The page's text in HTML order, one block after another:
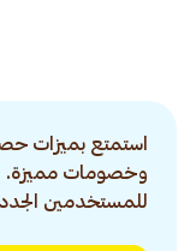
استمتع بميزات
وخصومات مميزة.
للمستخدمين